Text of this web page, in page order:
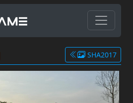
SHA2017